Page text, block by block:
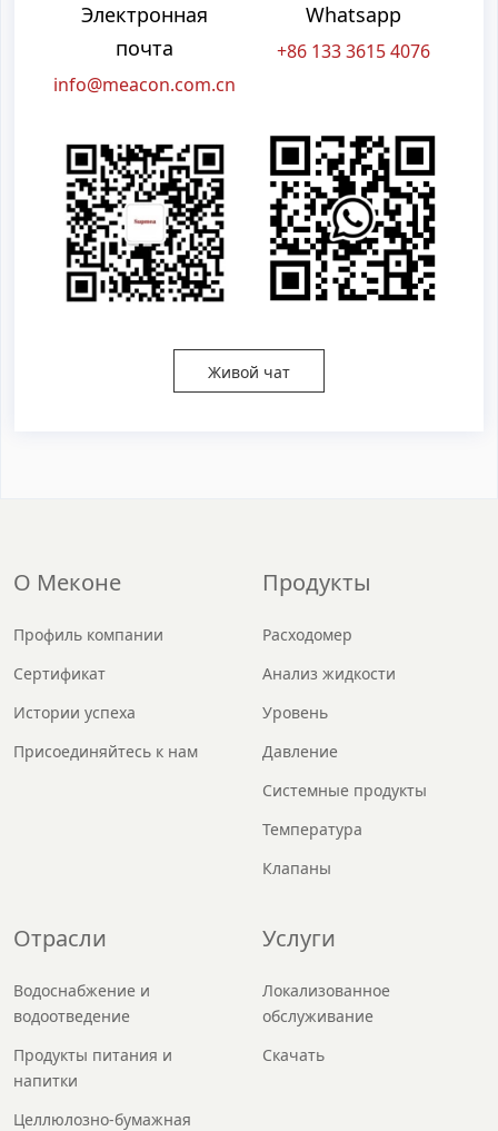
Электронная
почта
info@meacon.com.cn
Whatsapp
+86 133 3615 4076
Живой чат
О Меконе
Профиль компании
Сертификат
Истории успеха
Присоединяйтесь к нам
Продукты
Расходомер
Анализ жидкости
Уровень
Давление
Системные продукты
Температура
Клапаны
Отрасли
Водоснабжение и
водоотведение
Продукты питания и
напитки
Целлюлозно-бумажная
Услуги
Локализованное
обслуживание
Скачать